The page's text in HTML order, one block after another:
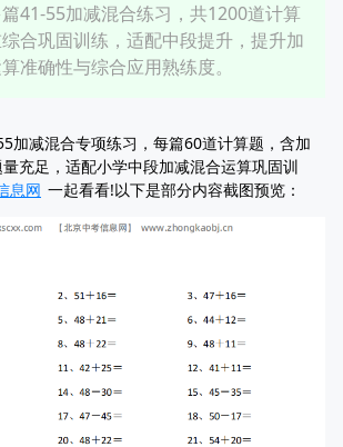
41-55加减混合练习，共1200道计算
合巩固训练，适配中段提升，提升加
准确性与综合应用熟练度。
减混合专项练习，每篇60道计算题，含加
充足，适配小学中段加减混合运算巩固训
息网 一起看看!以下是部分内容截图预览：